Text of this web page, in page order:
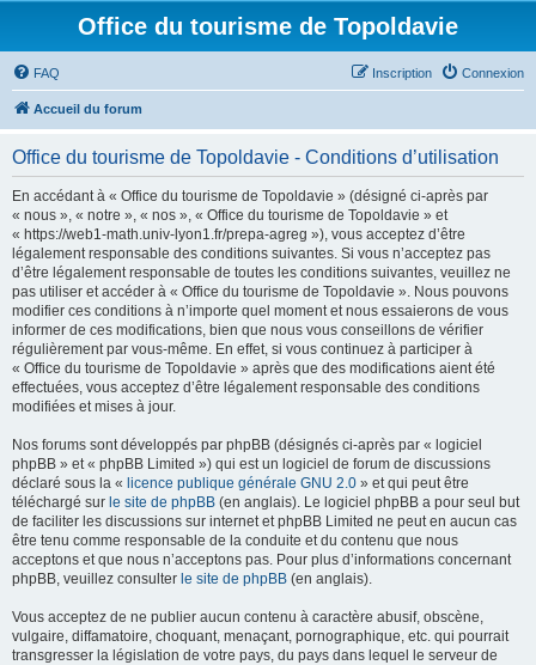
Office du tourisme de Topoldavie
FAQ Connexion
Inscription
Accueil du forum
Office du tourisme de Topoldavie - Conditions d’utilisation
En accédant à « Office du tourisme de Topoldavie » (désigné ci-après par
« nous », « notre », « nos », « Office du tourisme de Topoldavie » et
« https://web1-math.univ-lyon1.fr/prepa-agreg »), vous acceptez d’être
légalement responsable des conditions suivantes. Si vous n’acceptez pas
d’être légalement responsable de toutes les conditions suivantes, veuillez ne
pas utiliser et accéder à « Office du tourisme de Topoldavie ». Nous pouvons
modifier ces conditions à n’importe quel moment et nous essaierons de vous
informer de ces modifications, bien que nous vous conseillons de vérifier
régulièrement par vous-même. En effet, si vous continuez à participer à
« Office du tourisme de Topoldavie » après que des modifications aient été
effectuées, vous acceptez d’être légalement responsable des conditions
modifiées et mises à jour.
Nos forums sont développés par phpBB (désignés ci-après par « logiciel
phpBB » et « phpBB Limited ») qui est un logiciel de forum de discussions
déclaré sous la « licence publique générale GNU 2.0 » et qui peut être
téléchargé sur le site de phpBB (en anglais). Le logiciel phpBB a pour seul but
de faciliter les discussions sur internet et phpBB Limited ne peut en aucun cas
être tenu comme responsable de la conduite et du contenu que nous
acceptons et que nous n’acceptons pas. Pour plus d’informations concernant
phpBB, veuillez consulter le site de phpBB (en anglais).
Vous acceptez de ne publier aucun contenu à caractère abusif, obscène,
vulgaire, diffamatoire, choquant, menaçant, pornographique, etc. qui pourrait
transgresser la législation de votre pays, du pays dans lequel le serveur de